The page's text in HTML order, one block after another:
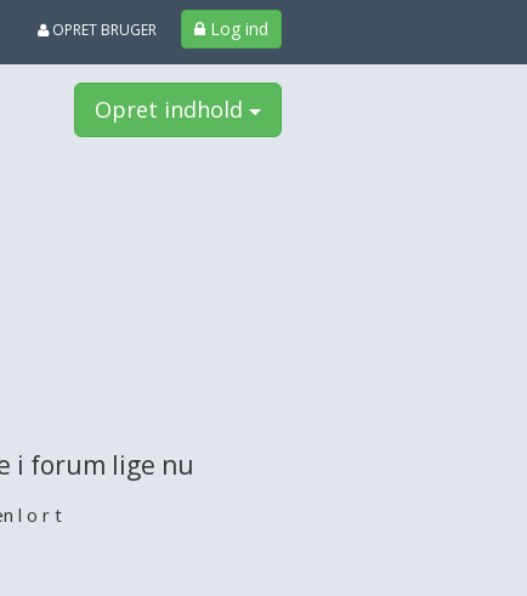
Log ind
OPRET BRUGER
Opret indhold
i forum lige nu
l o r t